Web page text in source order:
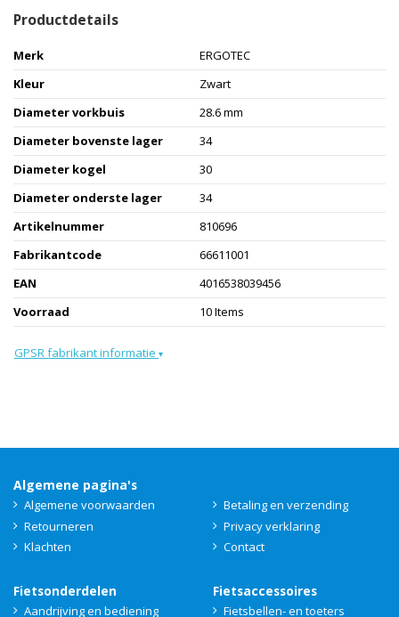
Productdetails
Merk
ERGOTEC
Kleur
Zwart
Diameter vorkbuis
28.6 mm
Diameter bovenste lager
34
Diameter kogel
30
Diameter onderste lager
34
Artikelnummer
810696
Fabrikantcode
66611001
EAN
4016538039456
Voorraad
10 Items
GPSR fabrikant informatie ▾
Algemene pagina's
Algemene voorwaarden
Betaling en verzending
Retourneren
Privacy verklaring
Klachten
Contact
Fietsonderdelen
Aandrijving en bediening
Fietsaccessoires
Fietsbellen- en toeters